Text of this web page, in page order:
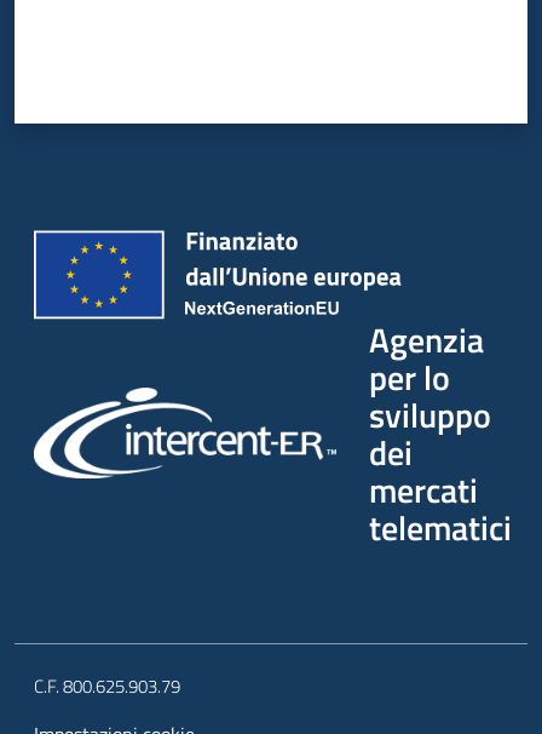
Agenzia
per lo
sviluppo
dei
mercati
telematici
C.F. 800.625.903.79